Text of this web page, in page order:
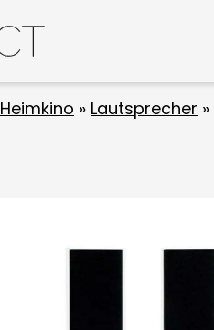
Heimkino » Lautsprecher »